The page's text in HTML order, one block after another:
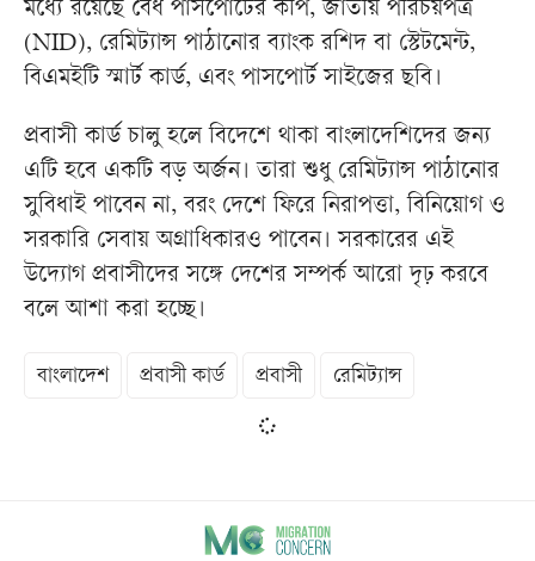
মধ্যে রয়েছে বৈধ পাসপোর্টের কপি, জাতীয় পরিচয়পত্র
(NID), রেমিট্যান্স পাঠানোর ব্যাংক রশিদ বা স্টেটমেন্ট,
বিএমইটি স্মার্ট কার্ড, এবং পাসপোর্ট সাইজের ছবি।
প্রবাসী কার্ড চালু হলে বিদেশে থাকা বাংলাদেশিদের জন্য
এটি হবে একটি বড় অর্জন। তারা শুধু রেমিট্যান্স পাঠানোর
সুবিধাই পাবেন না, বরং দেশে ফিরে নিরাপত্তা, বিনিয়োগ ও
সরকারি সেবায় অগ্রাধিকারও পাবেন। সরকারের এই
উদ্যোগ প্রবাসীদের সঙ্গে দেশের সম্পর্ক আরো দৃঢ় করবে
বলে আশা করা হচ্ছে।
বাংলাদেশ প্রবাসী কার্ড প্রবাসী রেমিট্যান্স